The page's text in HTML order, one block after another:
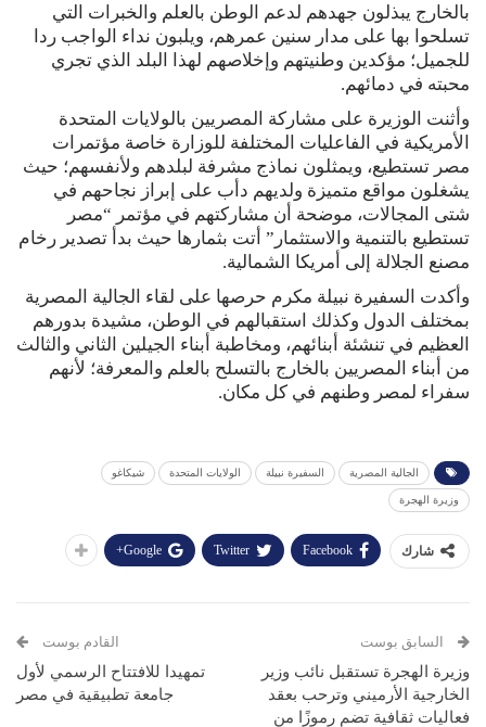
بالخارج يبذلون جهدهم لدعم الوطن بالعلم والخبرات التي
تسلحوا بها على مدار سنين عمرهم، ويلبون نداء الواجب ردا
للجميل؛ مؤكدين وطنيتهم وإخلاصهم لهذا البلد الذي تجري
محبته في دمائهم.
وأثنت الوزيرة على مشاركة المصريين بالولايات المتحدة
الأمريكية في الفاعليات المختلفة للوزارة خاصة مؤتمرات
مصر تستطيع، ويمثلون نماذج مشرفة لبلدهم ولأنفسهم؛ حيث
يشغلون مواقع متميزة ولديهم دأب على إبراز نجاحهم في
شتى المجالات، موضحة أن مشاركتهم في مؤتمر “مصر
تستطيع بالتنمية والاستثمار” أتت بثمارها حيث بدأ تصدير رخام
مصنع الجلالة إلى أمريكا الشمالية.
وأكدت السفيرة نبيلة مكرم حرصها على لقاء الجالية المصرية
بمختلف الدول وكذلك استقبالهم في الوطن، مشيدة بدورهم
العظيم في تنشئة أبنائهم، ومخاطبة أبناء الجيلين الثاني والثالث
من أبناء المصريين بالخارج بالتسلح بالعلم والمعرفة؛ لأنهم
سفراء لمصر وطنهم في كل مكان.
الجالية المصرية السفيرة نبيلة الولايات المتحدة شيكاغو
وزيرة الهجرة
شارك Facebook
Twitter
Google+
السابق بوست
وزيرة الهجرة تستقبل نائب وزير
الخارجية الأرميني وترحب بعقد
فعاليات ثقافية تضم رموزًا من
القادم بوست
تمهيدا للافتتاح الرسمي لأول
جامعة تطبيقية في مصر